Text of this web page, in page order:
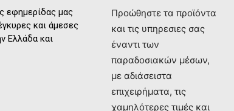
εφημερίδας μας
και άμεσες
Ελλάδα και
Προώθηστε τα προϊόντα
και τις υπηρεσιες σας
έναντι των
παραδοσιακών μέσων,
με αδιάσειστα
επιχειρήματα, τις
χαμηλότερες τιμές και